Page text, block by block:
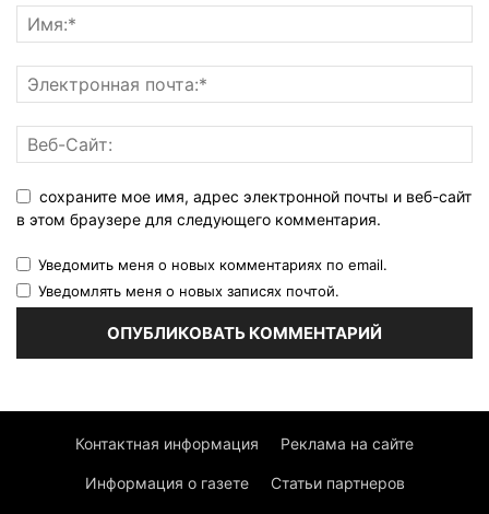
сохраните мое имя, адрес электронной почты и веб-сайт
в этом браузере для следующего комментария.
Уведомить меня о новых комментариях по email.
Уведомлять меня о новых записях почтой.
Контактная информация Реклама на сайте
Информация о газете Статьи партнеров